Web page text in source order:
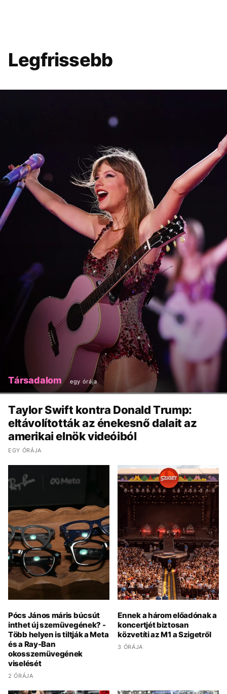
Legfrissebb
Társadalom egy órája
Taylor Swift kontra Donald Trump:
eltávolították az énekesnő dalait az
amerikai elnök videóiból
EGY ÓRÁJA
Pócs János máris búcsút
inthet új szemüvegének? -
Több helyen is tiltják a Meta
és a Ray-Ban
okosszemüvegének
viselését
2 ÓRÁJA
Ennek a három előadónak a
koncertjét biztosan
közvetíti az M1 a Szigetről
3 ÓRÁJA